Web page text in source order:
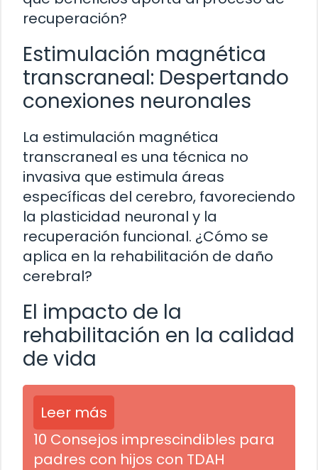
recuperación?
Estimulación magnética
transcraneal: Despertando
conexiones neuronales
La estimulación magnética
transcraneal es una técnica no
invasiva que estimula áreas
específicas del cerebro, favoreciendo
la plasticidad neuronal y la
recuperación funcional. ¿Cómo se
aplica en la rehabilitación de daño
cerebral?
El impacto de la
rehabilitación en la calidad
de vida
Leer más
10 Consejos imprescindibles para
padres con hijos con TDAH